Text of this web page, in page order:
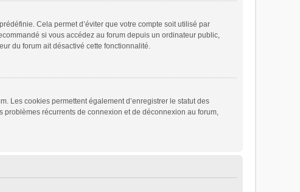
Cela permet d’éviter que votre compte soit utilisé par
si vous accédez au forum depuis un ordinateur public,
du forum ait désactivé cette fonctionnalité.
Les cookies permettent également d’enregistrer le statut des
problèmes récurrents de connexion et de déconnexion au forum,